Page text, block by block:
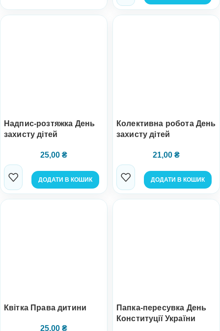
Надпис-розтяжка День
захисту дітей
25,00 ₴
ДОДАТИ В КОШИК
Колективна робота День
захисту дітей
21,00 ₴
ДОДАТИ В КОШИК
Квітка Права дитини
25,00 ₴
Папка-пересувка День
Конституції України